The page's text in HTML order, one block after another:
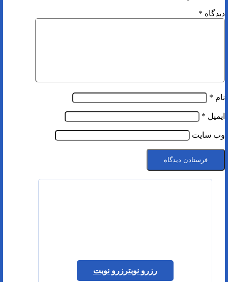
دیدگاه *
نام *
ایمیل *
وب‌ سایت
رزرو نوبترزرو نوبت